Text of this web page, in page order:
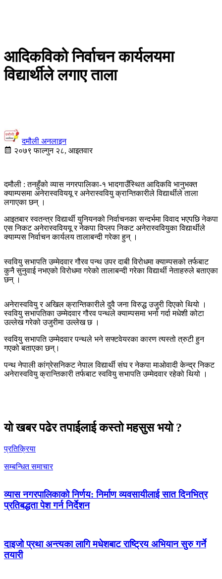
आदिकविको निर्वाचन कार्यलयमा
विद्यार्थीले लगाए ताला
दमौली अनलाइन
२०७९ फाल्गुन २८, आइतवार
दमौली : तनहुँको व्यास नगरपालिका-१ भादगाउँस्थित आदिकवि भानुभक्त
क्याम्पसमा अनेरास्वविययू र अनेरास्ववियु क्रान्तिकारीले विद्यार्थीले ताला
लगाएका छन् ।
आइतबार स्वतन्त्र विद्यार्थी युनियनको निर्वाचनका सन्दर्भमा विवाद भएपछि नेकपा
एस निकट अनेरास्वविययू र नेकपा विप्लप निकट अनेरास्ववियुका विद्यार्थीले
क्याम्पस निर्वाचन कार्यलय तालाबन्दी गरेका हुन् ।
स्ववियु सभापति उम्मेदवार गौरव पन्थ उपर दाबी विरोधमा क्याम्पसको तर्फबाट
कुनै सुनुवाई नभएको विरोधमा गरेको तालाबन्दी गरेका विद्यार्थी नेताहरुले बताएका
छन् ।
अनेरास्ववियु र अखिल क्रान्तिकारीले दुवै जना विरुद्ध उजुरी दिएको थियो ।
स्ववियु सभापतिका उम्मेदवार गौरव पन्थले क्याम्पसमा भर्ना गर्दा मधेशी कोटा
उल्लेख गरेको उजुरीमा उल्लेख छ ।
स्ववियु सभापति उम्मेदवार पन्थले भने सफ्टवेयरका कारण त्यस्तो त्रुटी हुन
गएको बताएका छन्।
पन्थ नेपाली कांग्रेसनिकट नेपाल विद्यार्थी संघ र नेकपा माओवादी केन्द्र निकट
अनेरास्ववियु क्रान्तिकारी तर्फबाट स्ववियु सभापति उम्मेदवार रहेको थियो ।
यो खबर पढेर तपाईलाई कस्तो महसुस भयो ?
प्रतिक्रिया
सम्बन्धित समाचार
व्यास नगरपालिकाको निर्णय: निर्माण व्यवसायीलाई सात दिनभित्र
प्रतिबद्धता पेश गर्न निर्देशन
दाइजो प्रथा अन्त्यका लागि मधेशबाट राष्ट्रिय अभियान सुरु गर्ने
तयारी